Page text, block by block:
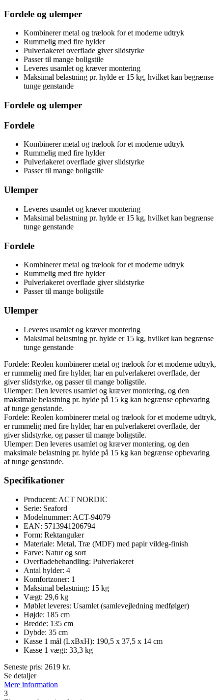
Fordele og ulemper
Kombinerer metal og trælook for et moderne udtryk
Rummelig med fire hylder
Pulverlakeret overflade giver slidstyrke
Passer til mange boligstile
Leveres usamlet og kræver montering
Maksimal belastning pr. hylde er 15 kg, hvilket kan begrænse
tunge genstande
Fordele og ulemper
Fordele
Kombinerer metal og trælook for et moderne udtryk
Rummelig med fire hylder
Pulverlakeret overflade giver slidstyrke
Passer til mange boligstile
Ulemper
Leveres usamlet og kræver montering
Maksimal belastning pr. hylde er 15 kg, hvilket kan begrænse
tunge genstande
Fordele
Kombinerer metal og trælook for et moderne udtryk
Rummelig med fire hylder
Pulverlakeret overflade giver slidstyrke
Passer til mange boligstile
Ulemper
Leveres usamlet og kræver montering
Maksimal belastning pr. hylde er 15 kg, hvilket kan begrænse
tunge genstande
Fordele: Reolen kombinerer metal og trælook for et moderne udtryk,
er rummelig med fire hylder, har en pulverlakeret overflade, der
giver slidstyrke, og passer til mange boligstile.
Ulemper: Den leveres usamlet og kræver montering, og den
maksimale belastning pr. hylde på 15 kg kan begrænse opbevaring
af tunge genstande.
Fordele: Reolen kombinerer metal og trælook for et moderne udtryk,
er rummelig med fire hylder, har en pulverlakeret overflade, der
giver slidstyrke, og passer til mange boligstile.
Ulemper: Den leveres usamlet og kræver montering, og den
maksimale belastning pr. hylde på 15 kg kan begrænse opbevaring
af tunge genstande.
Specifikationer
Producent: ACT NORDIC
Serie: Seaford
Modelnummer: ACT-94079
EAN: 5713941206794
Form: Rektangulær
Materiale: Metal, Træ (MDF) med papir vildeg-finish
Farve: Natur og sort
Overfladebehandling: Pulverlakeret
Antal hylder: 4
Komfortzoner: 1
Maksimal belastning: 15 kg
Vægt: 29,6 kg
Møblet leveres: Usamlet (samlevejledning medfølger)
Højde: 185 cm
Bredde: 135 cm
Dybde: 35 cm
Kasse 1 mål (LxBxH): 190,5 x 37,5 x 14 cm
Kasse 1 vægt: 33,3 kg
Seneste pris: 2619 kr.
Se detaljer
Mere information
3